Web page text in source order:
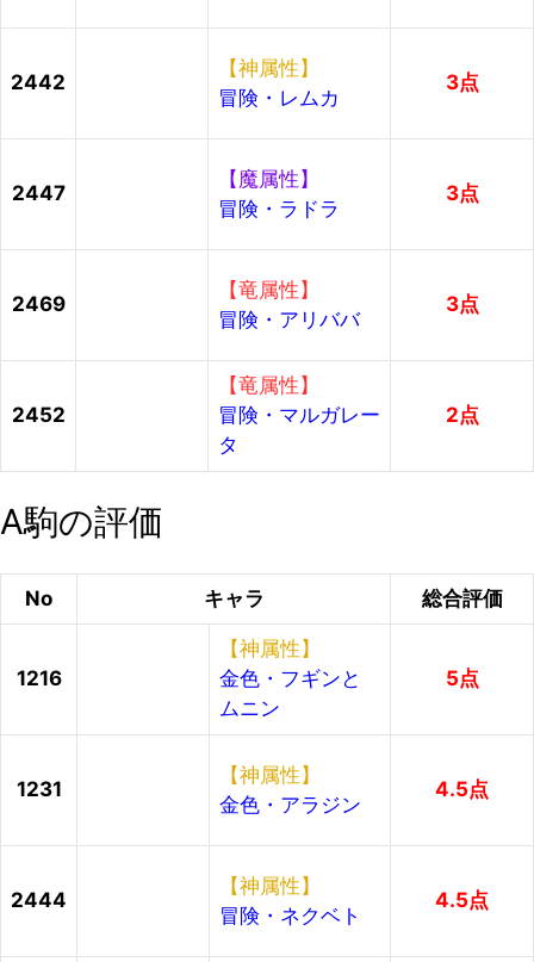
2442
【神属性】
冒険・レムカ
3点
2447
【魔属性】
冒険・ラドラ
3点
2469
【竜属性】
冒険・アリババ
3点
2452
【竜属性】
冒険・マルガレー
タ
2点
A駒の評価
No キャラ 総合評価
1216
【神属性】
金色・フギンと
ムニン
5点
1231
【神属性】
金色・アラジン
4.5点
2444
【神属性】
冒険・ネクベト
4.5点